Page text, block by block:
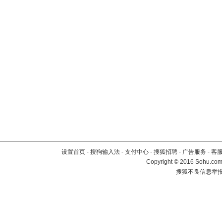
设置首页 - 搜狗输入法 - 支付中心 - 搜狐招聘 - 广告服务 - 客
Copyright©2016
搜狐不良信息举